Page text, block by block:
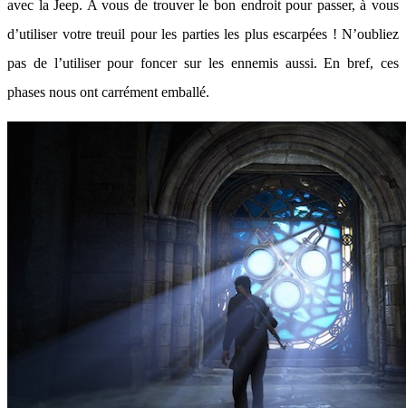
avec la Jeep. A vous de trouver le bon endroit pour passer, à vous
d’utiliser votre treuil pour les parties les plus escarpées ! N’oubliez
pas de l’utiliser pour foncer sur les ennemis aussi. En bref, ces
phases nous ont carrément emballé.